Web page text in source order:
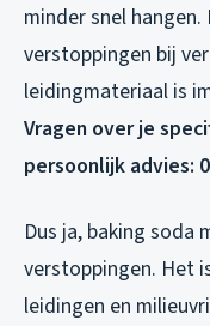
minder snel
verstoppingen bij
leidingmateriaal is
Vragen over je
persoonlijk advies:
Dus ja, baking soda
verstoppingen. Het
leidingen en